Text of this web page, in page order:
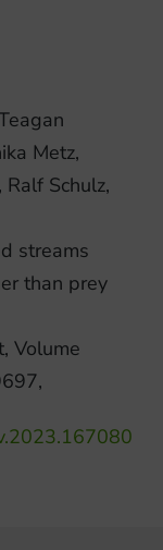
Metz,
Schulz,
streams
than prey
Volume